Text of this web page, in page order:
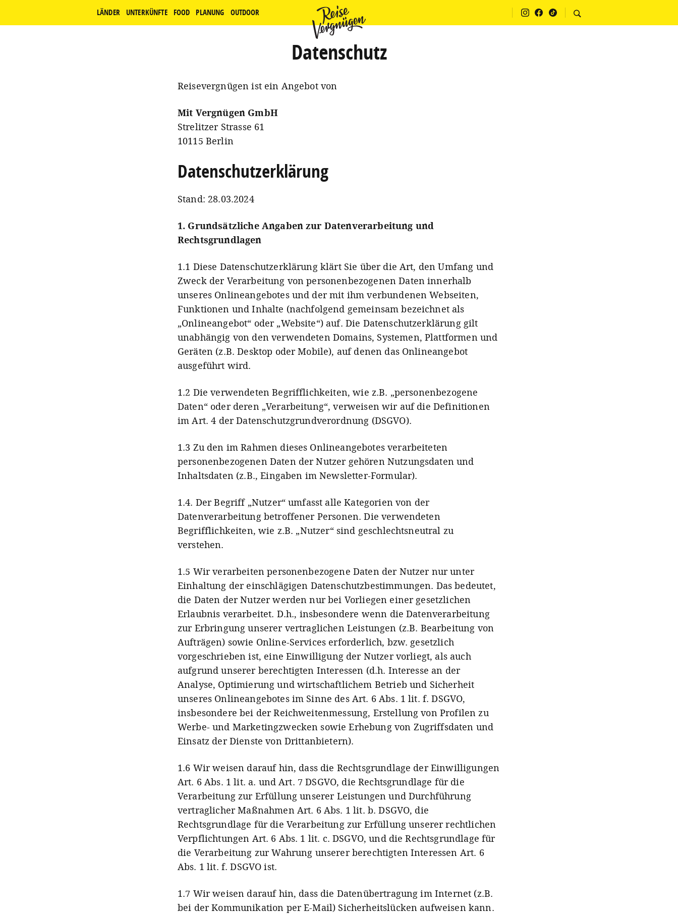
LÄNDER UNTERKÜNFTE FOOD PLANUNG OUTDOOR
Datenschutz
Reisevergnügen ist ein Angebot von
Mit Vergnügen GmbH
Strelitzer Strasse 61
10115 Berlin
Datenschutzerklärung
Stand: 28.03.2024
1. Grundsätzliche Angaben zur Datenverarbeitung und
Rechtsgrundlagen
1.1 Diese Datenschutzerklärung klärt Sie über die Art, den Umfang und
Zweck der Verarbeitung von personenbezogenen Daten innerhalb
unseres Onlineangebotes und der mit ihm verbundenen Webseiten,
Funktionen und Inhalte (nachfolgend gemeinsam bezeichnet als
„Onlineangebot“ oder „Website“) auf. Die Datenschutzerklärung gilt
unabhängig von den verwendeten Domains, Systemen, Plattformen und
Geräten (z.B. Desktop oder Mobile), auf denen das Onlineangebot
ausgeführt wird.
1.2 Die verwendeten Begrifflichkeiten, wie z.B. „personenbezogene
Daten“ oder deren „Verarbeitung“, verweisen wir auf die Definitionen
im Art. 4 der Datenschutzgrundverordnung (DSGVO).
1.3 Zu den im Rahmen dieses Onlineangebotes verarbeiteten
personenbezogenen Daten der Nutzer gehören Nutzungsdaten und
Inhaltsdaten (z.B., Eingaben im Newsletter-Formular).
1.4. Der Begriff „Nutzer“ umfasst alle Kategorien von der
Datenverarbeitung betroffener Personen.Die verwendeten
Begrifflichkeiten, wie z.B. „Nutzer“ sind geschlechtsneutral zu
verstehen.
1.5 Wir verarbeiten personenbezogene Daten der Nutzer nur unter
Einhaltung der einschlägigen Datenschutzbestimmungen. Das bedeutet,
die Daten der Nutzer werden nur bei Vorliegen einer gesetzlichen
Erlaubnis verarbeitet. D.h., insbesondere wenn die Datenverarbeitung
zur Erbringung unserer vertraglichen Leistungen (z.B. Bearbeitung von
Aufträgen) sowie Online-Services erforderlich, bzw. gesetzlich
vorgeschrieben ist, eine Einwilligung der Nutzer vorliegt, als auch
aufgrund unserer berechtigten Interessen (d.h. Interesse an der
Analyse, Optimierung und wirtschaftlichem Betrieb und Sicherheit
unseres Onlineangebotes im Sinne des Art. 6 Abs. 1 lit. f. DSGVO,
insbesondere bei der Reichweitenmessung, Erstellung von Profilen zu
Werbe- und Marketingzwecken sowie Erhebung von Zugriffsdaten und
Einsatz der Dienste von Drittanbietern).
1.6 Wir weisen darauf hin, dass die Rechtsgrundlage der Einwilligungen
Art. 6 Abs. 1 lit. a. und Art. 7 DSGVO, die Rechtsgrundlage für die
Verarbeitung zur Erfüllung unserer Leistungen und Durchführung
vertraglicher Maßnahmen Art. 6 Abs. 1 lit. b. DSGVO, die
Rechtsgrundlage für die Verarbeitung zur Erfüllung unserer rechtlichen
Verpflichtungen Art. 6 Abs. 1 lit. c. DSGVO, und die Rechtsgrundlage für
die Verarbeitung zur Wahrung unserer berechtigten Interessen Art. 6
Abs. 1 lit. f. DSGVO ist.
1.7 Wir weisen darauf hin, dass die Datenübertragung im Internet (z.B.
bei der Kommunikation per E-Mail) Sicherheitslücken aufweisen kann.